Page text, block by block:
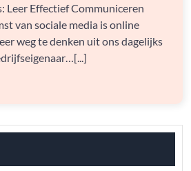
Leer Effectief Communiceren
van sociale media is online
weg te denken uit ons dagelijks